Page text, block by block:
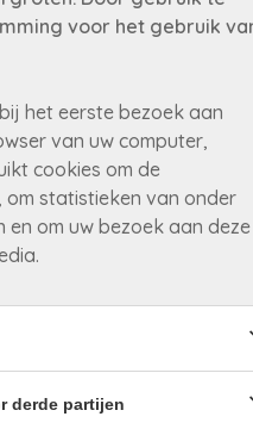
eigenaar!
voor het gebruik
het eerste bezoek aan
van uw computer,
cookies om de
statistieken van onder
om uw bezoek aan deze
derde partijen